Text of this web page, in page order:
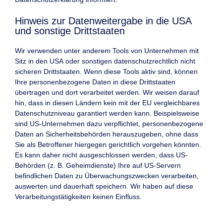
Hinweis zur Datenweitergabe in die USA
und sonstige Drittstaaten
Wir verwenden unter anderem Tools von Unternehmen mit
Sitz in den USA oder sonstigen datenschutzrechtlich nicht
sicheren Drittstaaten. Wenn diese Tools aktiv sind, können
Ihre personenbezogene Daten in diese Drittstaaten
übertragen und dort verarbeitet werden. Wir weisen darauf
hin, dass in diesen Ländern kein mit der EU vergleichbares
Datenschutzniveau garantiert werden kann. Beispielsweise
sind US-Unternehmen dazu verpflichtet, personenbezogene
Daten an Sicherheitsbehörden herauszugeben, ohne dass
Sie als Betroffener hiergegen gerichtlich vorgehen könnten.
Es kann daher nicht ausgeschlossen werden, dass US-
Behörden (z. B. Geheimdienste) Ihre auf US-Servern
befindlichen Daten zu Überwachungszwecken verarbeiten,
auswerten und dauerhaft speichern. Wir haben auf diese
Verarbeitungstätigkeiten keinen Einfluss.